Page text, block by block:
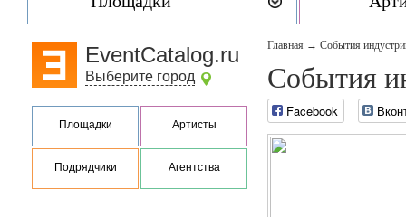
EventCatalog.ru
Выберите город
Площадки Артисты
Подрядчики Агентства
Главная → События
События
Facebook